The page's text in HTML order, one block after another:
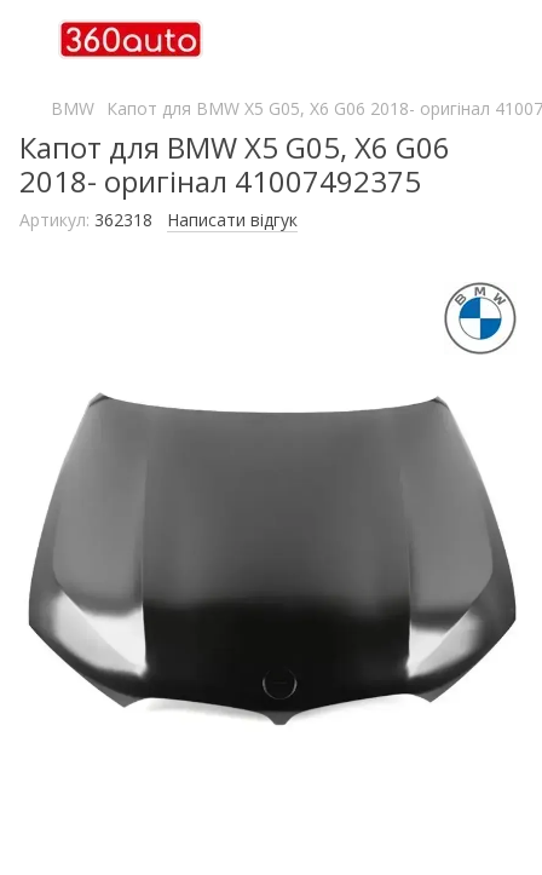
BMW Капот для BMW X5 G05, X6 G06 2018- оригінал
Капот для BMW X5 G05, X6 G06
2018- оригінал 41007492375
Артикул: 362318 Написати відгук